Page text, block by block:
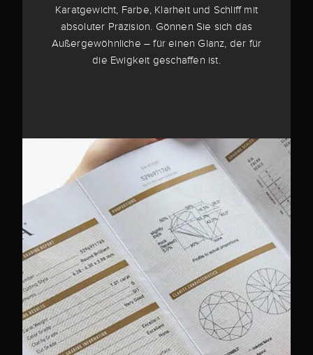
Karatgewicht, Farbe, Klarheit und Schliff mit
absoluter Präzision. Gönnen Sie sich das
Außergewöhnliche – für einen Glanz, der für
die Ewigkeit geschaffen ist.